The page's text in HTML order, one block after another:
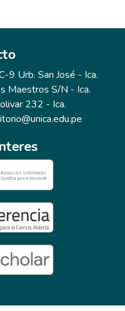
9 Urb. San José - Ica.
Maestros S/N - Ica.
232 - Ica.